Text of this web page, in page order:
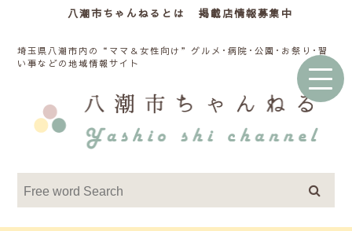
八潮市ちゃんねるとは 掲載店情報募集中
埼玉県八潮市内の“ママ＆女性向け”グルメ･病院･公園･お祭り･習
い事などの地域情報サイト